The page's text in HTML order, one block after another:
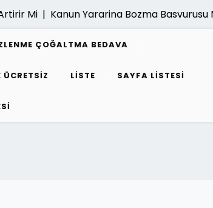
Mi |Kanun Yararina Bozma Basvurusu
ÇOĞALTMA BEDAVA
LISTE SAYFA LISTESI